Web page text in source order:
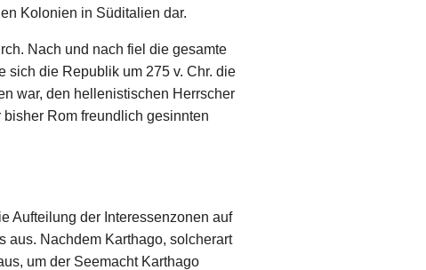
Kolonien in Süditalien dar.
Nach und nach fiel die gesamte
sich die Republik um 275 v. Chr. die
war, den hellenistischen Herrscher
Rom freundlich gesinnten
Aufteilung der Interessenzonen auf
aus. Nachdem Karthago, solcherart
um der Seemacht Karthago